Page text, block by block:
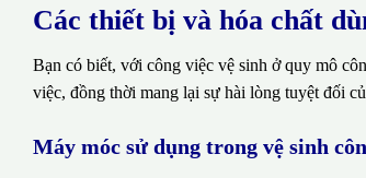
Các thiết bị và hóa chất
Bạn có biết, với công việc vệ sinh ở quy mô
việc, đồng thời mang lại sự hài lòng tuyệt đối
Máy móc sử dụng trong vệ sinh